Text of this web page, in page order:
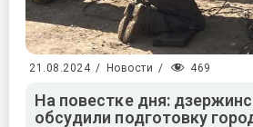
21.08.2024 / Новости / 469
На повестке дня:
обсудили подготовку